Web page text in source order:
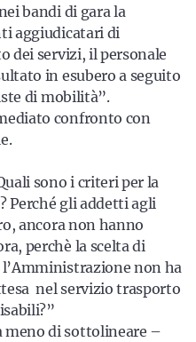
bandi di gara la
aggiudicatari di
dei servizi, il personale
in esubero a seguito
di mobilità”.
confronto con
sono i criteri per la
Perché gli addetti agli
ancora non hanno
perchè la scelta di
non ha
nel servizio trasporto
meno di sottolineare –